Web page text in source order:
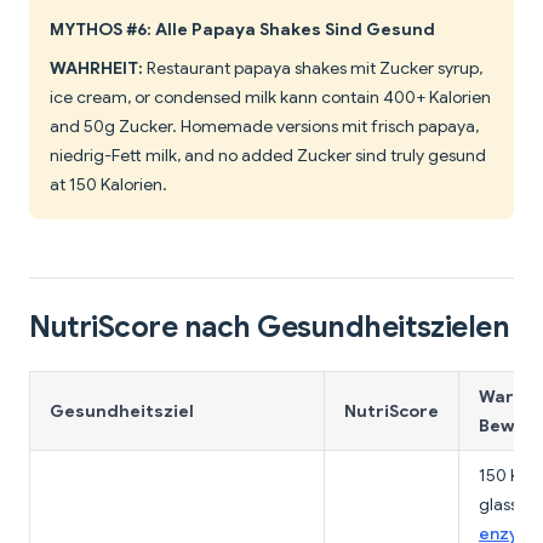
MYTHOS #6: Alle Papaya Shakes Sind Gesund
WAHRHEIT: Restaurant papaya shakes mit Zucker syrup,
ice cream, or condensed milk kann contain 400+ Kalorien
and 50g Zucker. Homemade versions mit frisch papaya,
niedrig-Fett milk, and no added Zucker sind truly gesund
at 150 Kalorien.
NutriScore nach Gesundheitszielen
Gesundheitsziel NutriScore
150
glass,
enzyme